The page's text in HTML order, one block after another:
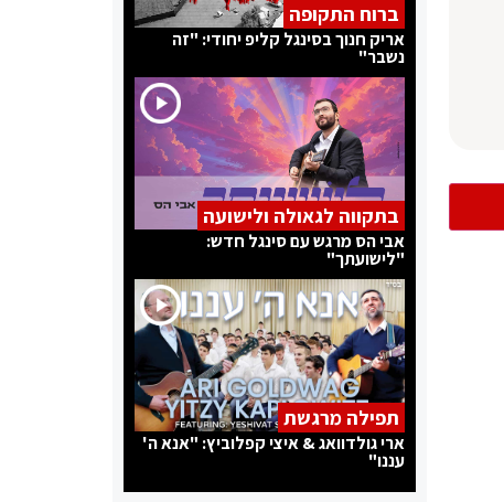
ברוח התקופה
אריק חנוך בסינגל קליפ יחודי: "זה
נשבר"
בתקווה לגאולה ולישועה
אבי הס מרגש עם סינגל חדש:
"לישועתך"
תפילה מרגשת
ארי גולדוואג & איצי קפלוביץ: "אנא ה'
עננו"